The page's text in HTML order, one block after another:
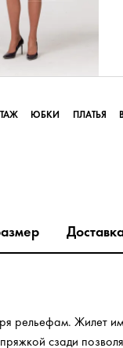
ЮБКИ ПЛАТЬЯ
рельефам. Жилет
сзади